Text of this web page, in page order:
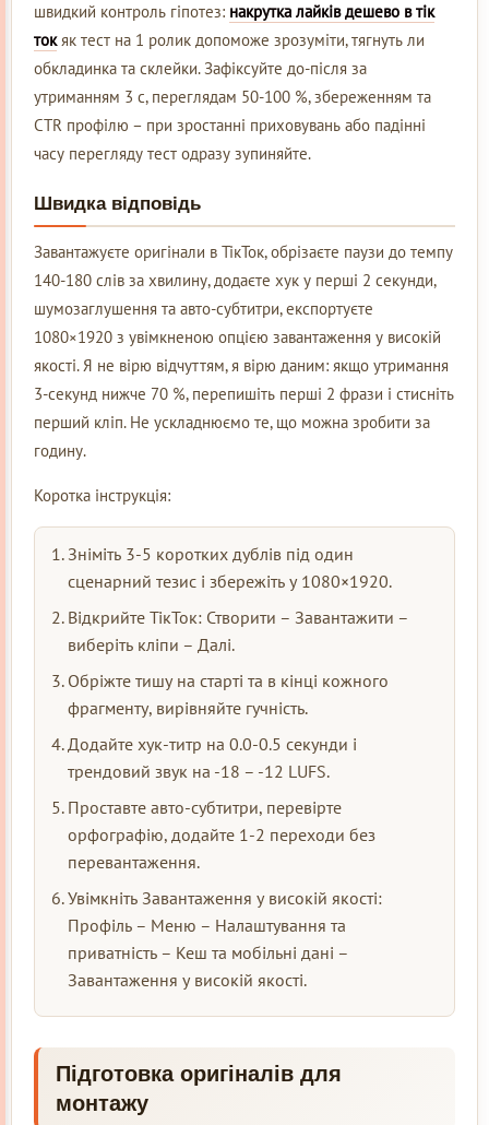
швидкий контроль гіпотез: накрутка лайків дешево в тік
токяк тест на 1 ролик допоможе зрозуміти, тягнуть ли
обкладинка та склейки. Зафіксуйте до-після за
утриманням 3 с, переглядам 50-100 %, збереженням та
CTR профілю – при зростанні приховувань або падінні
часу перегляду тест одразу зупиняйте.
Швидка відповідь
Завантажуєте оригінали в ТікТок, обрізаєте паузи до темпу
140-180 слів за хвилину, додаєте хук у перші 2 секунди,
шумозаглушення та авто-субтитри, експортуєте
1080×1920 з увімкненою опцією завантаження у високій
якості. Я не вірю відчуттям, я вірю даним: якщо утримання
3-секунд нижче 70 %, перепишіть перші 2 фрази і стисніть
перший кліп. Не ускладнюємо те, що можна зробити за
годину.
Коротка інструкція:
Зніміть 3-5 коротких дублів під один
сценарний тезис і збережіть у 1080×1920.
Відкрийте ТікТок: Створити – Завантажити –
виберіть кліпи – Далі.
Обріжте тишу на старті та в кінці кожного
фрагменту, вирівняйте гучність.
Додайте хук-титр на 0.0-0.5 секунди і
трендовий звук на -18 – -12 LUFS.
Проставте авто-субтитри, перевірте
орфографію, додайте 1-2 переходи без
перевантаження.
Увімкніть Завантаження у високій якості:
Профіль – Меню – Налаштування та
приватність – Кеш та мобільні дані –
Завантаження у високій якості.
Підготовка оригіналів для
монтажу